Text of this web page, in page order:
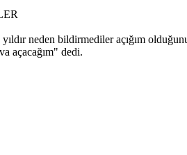
neden bildirmediler açığım
açacağım" dedi.